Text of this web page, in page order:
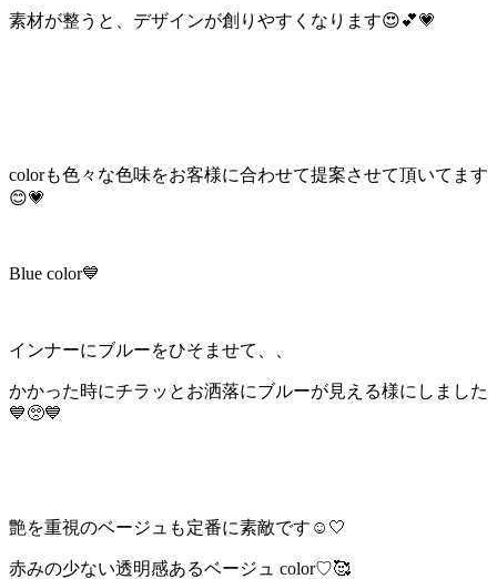
素材が整うと、デザインが創りやすくなります😍💕💗
colorも色々な色味をお客様に合わせて提案させて頂いてます
😊💗
Blue color💙
インナーにブルーをひそませて、、
かかった時にチラッとお洒落にブルーが見える様にしました
💙🥺💙
艶を重視のベージュも定番に素敵です☺️🤍
赤みの少ない透明感あるベージュ color♡🥰